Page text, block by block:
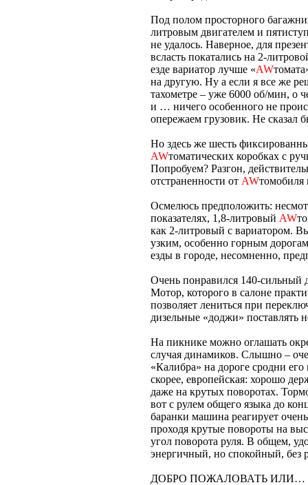
Под полом просторного
литровым двигателем и
не удалось. Наверное, для
всласть покатались на 2-
езде вариатор лучше «AW
на другую. Ну а если я все же
тахометре – уже 6000 об/мин, о
и … ничего особенного не
опережаем грузовик. Не сказал
Но здесь же шесть
AWтоматических коробках с
Попробуем? Разгон,
отстраненности от AWтомобиля
Осмелюсь предположить:
показателях, 1,8-литровый AW
как 2-литровый с вариатором.
узким, особенно горным
езды в городе, несомненно,
Очень понравился 140-сильный
Мотор, которого в салоне
позволяет лениться при
дизельные «доджи» поставлять
На пикнике можно оглашать
случая динамиков. Слышно –
«Калибра» на дороге сродни
скорее, европейская: хорошо
даже на крутых поворотах.
вот с рулем общего языка до
баранки машина реагирует
проходя крутые повороты на
угол поворота руля. В общем,
энергичный, но спокойный, без
ДОБРО ПОЖАЛОВАТЬ ИЛИ…